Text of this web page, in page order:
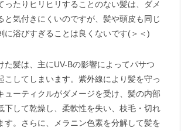
ったりヒリヒリすることのない髪は、ダメ
と気付きにくいのですが、髪や頭皮も同じ
に浴びすぎることは良くないです(＞＜)
た髪は、主にUV-Bの影響によってパサつ
こしてしまいます。紫外線により髪を守っ
ューティクルがダメージを受け、髪の内部
下して乾燥し、柔軟性を失い、枝毛・切れ
す。さらに、メラニン色素を分解して髪を